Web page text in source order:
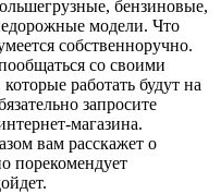
бензиновые,
модели. Что
собственноручно.
со своими
работать будут на
запросите
магазина.
вам расскажет о
порекомендует